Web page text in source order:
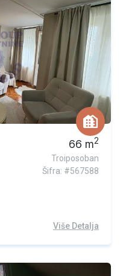
66 m2
Troiposoban
Šifra: #567588
Više Detalja